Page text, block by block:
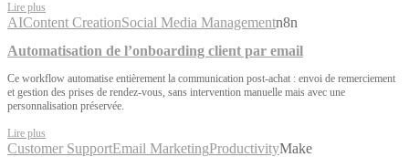
Lire plus
AIContent CreationSocial Media Managementn8n
Automatisation de l’onboarding client par email
Ce workflow automatise entièrement la communication post-achat : envoi de remerciement
et gestion des prises de rendez-vous, sans intervention manuelle mais avec une
personnalisation préservée.
Lire plus
Customer SupportEmail MarketingProductivityMake